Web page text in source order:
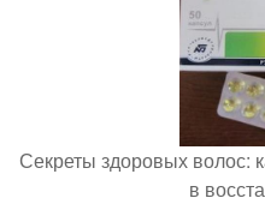
Секреты здоровых волос:
в